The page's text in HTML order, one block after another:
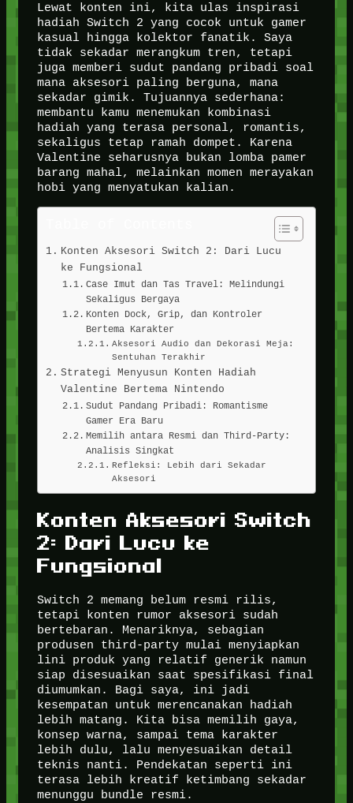
Lewat konten ini, kita ulas inspirasi
hadiah Switch 2 yang cocok untuk gamer
kasual hingga kolektor fanatik. Saya
tidak sekadar merangkum tren, tetapi
juga memberi sudut pandang pribadi soal
mana aksesori paling berguna, mana
sekadar gimik. Tujuannya sederhana:
membantu kamu menemukan kombinasi
hadiah yang terasa personal, romantis,
sekaligus tetap ramah dompet. Karena
Valentine seharusnya bukan lomba pamer
barang mahal, melainkan momen merayakan
hobi yang menyatukan kalian.
Konten Aksesori Switch 2: Dari Lucu
ke Fungsional
Case Imut dan Tas Travel: Melindungi
Sekaligus Bergaya
Konten Dock, Grip, dan Kontroler
Bertema Karakter
Aksesori Audio dan Dekorasi Meja:
Sentuhan Terakhir
Strategi Menyusun Konten Hadiah
Valentine Bertema Nintendo
Sudut Pandang Pribadi: Romantisme
Gamer Era Baru
Memilih antara Resmi dan Third-Party:
Analisis Singkat
Refleksi: Lebih dari Sekadar
Aksesori
Konten Aksesori Switch
2: Dari Lucu ke
Fungsional
Switch 2 memang belum resmi rilis,
tetapi konten rumor aksesori sudah
bertebaran. Menariknya, sebagian
produsen third-party mulai menyiapkan
lini produk yang relatif generik namun
siap disesuaikan saat spesifikasi final
diumumkan. Bagi saya, ini jadi
kesempatan untuk merencanakan hadiah
lebih matang. Kita bisa memilih gaya,
konsep warna, sampai tema karakter
lebih dulu, lalu menyesuaikan detail
teknis nanti. Pendekatan seperti ini
terasa lebih kreatif ketimbang sekadar
menunggu bundle resmi.